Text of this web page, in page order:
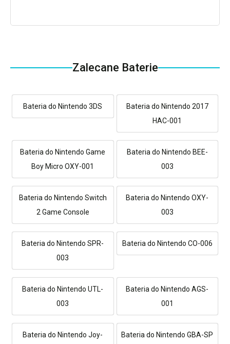
Zalecane Baterie
Bateria do Nintendo 3DS
Bateria do Nintendo 2017
HAC-001
Bateria do Nintendo Game
Boy Micro OXY-001
Bateria do Nintendo BEE-
003
Bateria do Nintendo Switch
2 Game Console
Bateria do Nintendo OXY-
003
Bateria do Nintendo SPR-
003
Bateria do Nintendo CO-006
Bateria do Nintendo UTL-
003
Bateria do Nintendo AGS-
001
Bateria do Nintendo Joy-
Bateria do Nintendo GBA-SP